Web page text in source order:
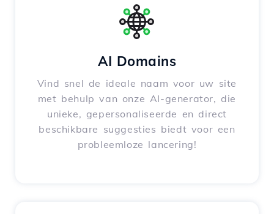
AI Domains
Vind snel de ideale naam voor uw site
met behulp van onze AI-generator, die
unieke, gepersonaliseerde en direct
beschikbare suggesties biedt voor een
probleemloze lancering!